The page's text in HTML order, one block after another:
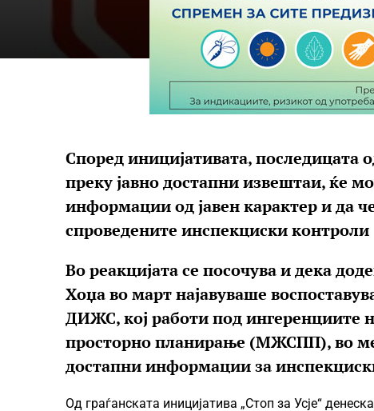
Според иницијативата, последицата
преку јавно достапни извештаи, ќе
информации од јавен карактер и да
спроведените инспекциски контроли
Во реакцијата се посочува и дека
Хоџа во март најавуваше
ДИЖС, кој работи под ингеренциите
просторно планирање (МЖСПП), во
достапни информации за
Од граѓанската иницијатива „Стоп за Усје“